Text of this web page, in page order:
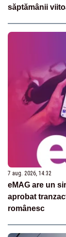
săptămânii
7 aug. 2026, 14:32
eMAG are un
aprobat
românesc